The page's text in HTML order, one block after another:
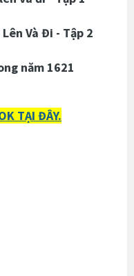
Và Đi - Tập 2
năm 1621
TẠI ĐÂY.